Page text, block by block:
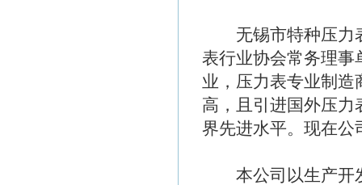
无锡市特种压力表
表行业协会常务理事
业，压力表专业制造
高，且引进国外压力
界先进水平。现在公
本公司以生产开发